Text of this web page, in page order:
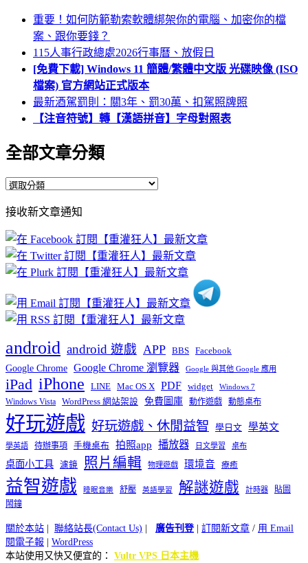
重要！如何防範勒索軟體綁架你的電腦、加密你的檔
案、跟你要錢？
115人事行政總處2026行事曆、放假日
[免費下載] Windows 11 簡體/繁體中文版 光碟映像 (ISO
檔案) 官方網站正式版本
最新酒駕罰則：關3年、罰30萬、扣駕照牌照
【注音符號】轉【漢語拼音】字母對照表
全部文章分類
全
文
章
分
類
接收新文章通知
android android 遊戲 APP BBS Facebook
Google Chrome Google Chrome 瀏覽器 Google 與其他 Google 應用
iPad iPhone LINE Mac OS X PDF widget Windows 7
Windows Vista WordPress 網站架設 免費圖庫 動作遊戲 動態桌布
好玩遊戲 好玩遊戲、休閒益智 學日文 學英文
學英語 待辦事項 手機桌布 拍照app 播放器 日文學習 桌布
桌面小工具 濾鏡 照片編輯 物理遊戲 環境音 療癒
益智遊戲 睡眠音樂 舒壓 英語學習 解謎遊戲 計時器
貼圖
鬧鐘
關於本站 | 聯絡站長(Contact Us) | 廣告刊登| 訂閱新文章 / 用 Email
閱電子報 | WordPress
本站使用又快又便宜的： Vultr VPS 日本主機